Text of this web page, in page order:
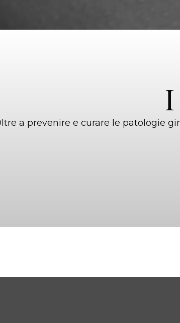
a prevenire e curare le patologie